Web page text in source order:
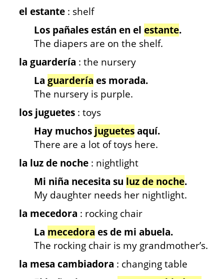
el estante : shelf
Los pañales están en el estante.
The diapers are on the shelf.
la guardería : the nursery
La guardería es morada.
The nursery is purple.
los juguetes : toys
Hay muchos juguetesaquí.
There are a lot of toys here.
la luz de noche : nightlight
Mi niña necesita su luz de noche.
My daughter needs her nightlight.
la mecedora : rocking chair
La mecedora es de mi abuela.
The rocking chair is my grandmother’s.
la mesa cambiadora : changing table